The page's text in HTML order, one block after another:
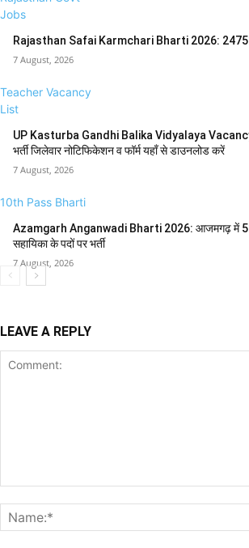
Jobs
Rajasthan Safai Karmchari Bharti 2026: 24752
7 August, 2026
Teacher Vacancy
List
UP Kasturba Gandhi Balika Vidyalaya Vacancy
भर्ती जिलेवार नोटिफिकेशन व फॉर्म यहाँ से डाउनलोड करें
7 August, 2026
10th Pass Bharti
Azamgarh Anganwadi Bharti 2026: आजमगढ़ में
सहायिका के पदों पर भर्ती
7 August, 2026
LEAVE A REPLY